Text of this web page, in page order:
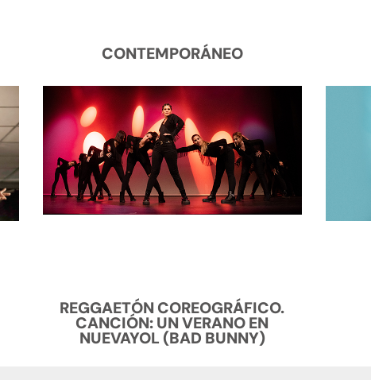
CONTEMPORÁNEO
REGGAETÓN COREOGRÁFICO.
CANCIÓN: UN VERANO EN
NUEVAYOL (BAD BUNNY)